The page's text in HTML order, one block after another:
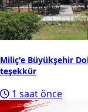
Miliç'e Büyükşehir
teşekkür
1 saat önce